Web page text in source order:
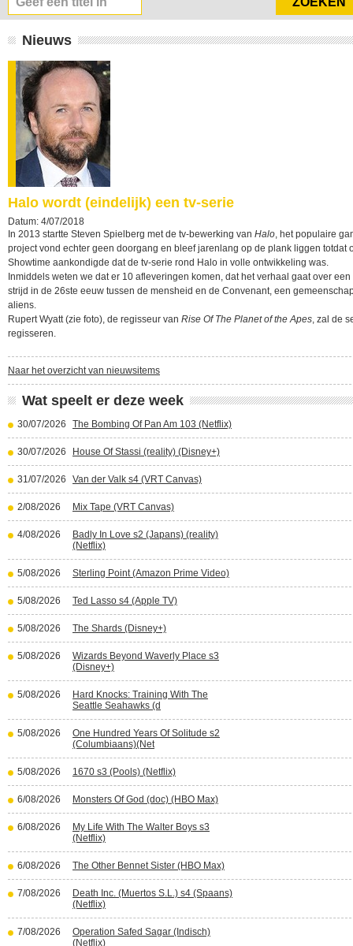
Nieuws
Halo wordt (eindelijk) een tv-serie
Datum: 4/07/2018
In 2013 startte Steven Spielberg met de tv-bewerking van Halo, het populaire
project vond echter geen doorgang en bleef jarenlang op de plank liggen totdat
Showtime aankondigde dat de tv-serie rond Halo in volle ontwikkeling was.
Inmiddels weten we dat er 10 afleveringen komen, dat het verhaal gaat over
strijd in de 26ste eeuw tussen de mensheid en de Convenant, een
aliens.
Rupert Wyatt (zie foto), de regisseur van Rise Of The Planet of the Apes, zal de
regisseren.
Naar het overzicht van nieuwsitems
Wat speelt er deze week
30/07/2026 The Bombing Of Pan Am 103 (Netflix)
30/07/2026 House Of Stassi (reality) (Disney+)
31/07/2026 Van der Valk s4 (VRT Canvas)
2/08/2026 Mix Tape (VRT Canvas)
4/08/2026
Badly In Love s2 (Japans) (reality)
(Netflix)
5/08/2026 Sterling Point (Amazon Prime Video)
5/08/2026 Ted Lasso s4 (Apple TV)
5/08/2026 The Shards (Disney+)
5/08/2026
Wizards Beyond Waverly Place s3
(Disney+)
5/08/2026
Hard Knocks: Training With The
Seattle Seahawks (d
5/08/2026
One Hundred Years Of Solitude s2
(Columbiaans)(Net
5/08/2026 1670 s3 (Pools) (Netflix)
6/08/2026 Monsters Of God (doc) (HBO Max)
6/08/2026
My Life With The Walter Boys s3
(Netflix)
6/08/2026 The Other Bennet Sister (HBO Max)
7/08/2026
Death Inc. (Muertos S.L.) s4 (Spaans)
(Netflix)
7/08/2026
Operation Safed Sagar (Indisch)
(Netflix)